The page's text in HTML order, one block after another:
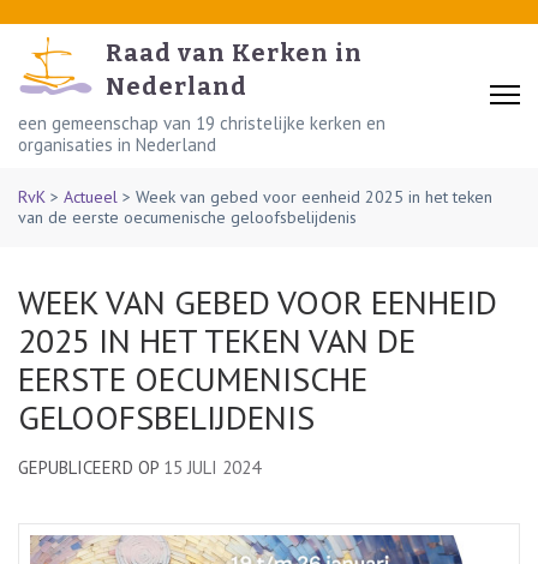
content
(Press
Enter)
Raad van Kerken in
Nederland
een gemeenschap van 19 christelijke kerken en
organisaties in Nederland
RvK > Actueel > Week van gebed voor eenheid 2025 in het teken
van de eerste oecumenische geloofsbelijdenis
WEEK VAN GEBED VOOR EENHEID
2025 IN HET TEKEN VAN DE
EERSTE OECUMENISCHE
GELOOFSBELIJDENIS
GEPUBLICEERD OP 15 JULI 2024